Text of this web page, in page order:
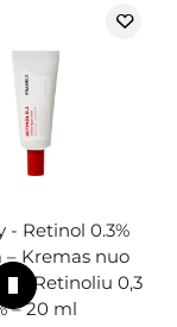
- Retinol 0.3%
– Kremas nuo
su Retinoliu 0,3
– 20 ml